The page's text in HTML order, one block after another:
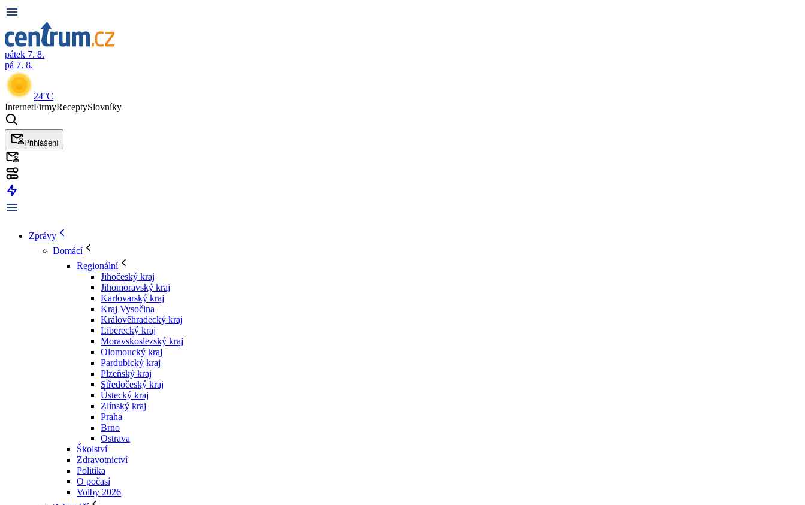
pátek 7. 8.
pá 7. 8.
24°C
InternetFirmyReceptySlovníky
Přihlášení
Zprávy
Domácí
Regionální
Jihočeský kraj
Jihomoravský kraj
Karlovarský kraj
Kraj Vysočina
Králověhradecký kraj
Liberecký kraj
Moravskoslezský kraj
Olomoucký kraj
Pardubický kraj
Plzeňský kraj
Středočeský kraj
Ústecký kraj
Zlínský kraj
Praha
Brno
Ostrava
Školství
Zdravotnictví
Politika
O počasí
Volby 2026